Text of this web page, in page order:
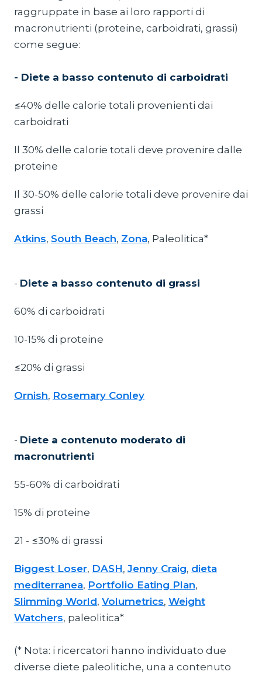
raggruppate in base ai loro rapporti di
macronutrienti (proteine, carboidrati, grassi)
come segue:
- Diete a basso contenuto di carboidrati
≤40% delle calorie totali provenienti dai
carboidrati
Il 30% delle calorie totali deve provenire dalle
proteine
Il 30-50% delle calorie totali deve provenire dai
grassi
Atkins, South Beach, Zona, Paleolitica*
- Diete a basso contenuto di grassi
60% di carboidrati
10-15% di proteine
≤20% di grassi
Ornish, Rosemary Conley
- Diete a contenuto moderato di
macronutrienti
55-60% di carboidrati
15% di proteine
21 - ≤30% di grassi
Biggest Loser, DASH, Jenny Craig, dieta
mediterranea, Portfolio Eating Plan,
Slimming World, Volumetrics, Weight
Watchers, paleolitica*
(* Nota: i ricercatori hanno individuato due
diverse diete paleolitiche, una a contenuto